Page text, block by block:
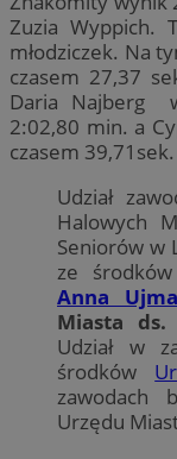
Zuzia Wyppich.
młodziczek. Na
czasem 27,37
Daria Najberg
2:02,80 min. a
czasem 39,71sek.
Udział
Halowych
Seniorów w
ze
Anna Ujma
Miasta
Udział w
środków
zawodach
Urzędu